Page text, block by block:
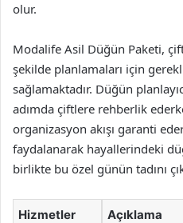
olur.
Modalife Asil Düğün Paketi,
şekilde planlamaları için
sağlamaktadır. Düğün
adımda çiftlere rehberlik
organizasyon akışı garanti
faydalanarak hayallerindeki
birlikte bu özel günün tadını
Hizmetler Açıklama